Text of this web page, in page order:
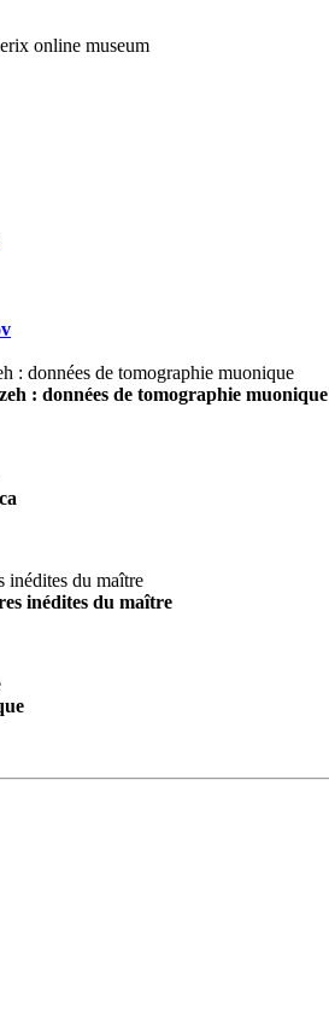
: données de tomographie muonique
inédites du maître